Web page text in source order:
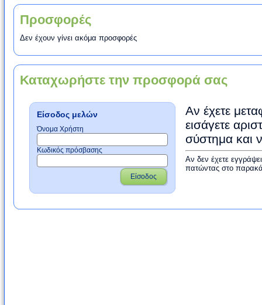
Προσφορές
Δεν έχουν γίνει ακόμα προσφορές
Καταχωρήστε την προσφορά σας
Είσοδος μελών
Όνομα Χρήστη
Κωδικός πρόσβασης
Είσοδος
Αν έχετε
εισάγετε
σύστημα και
Αν δεν έχετε
πατώντας στο